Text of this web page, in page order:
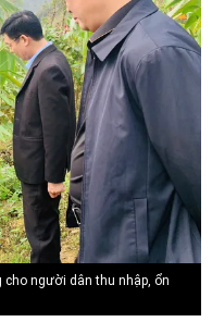
cho người dân thu nhập, ổn